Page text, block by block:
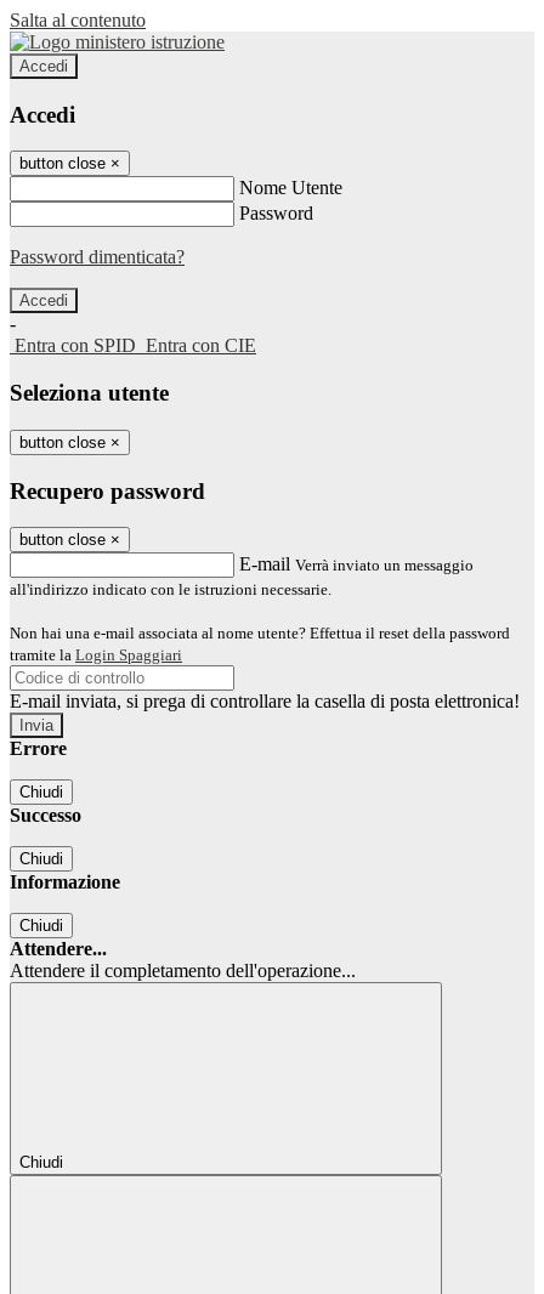
Salta al contenuto
Accedi
Accedi
button close ×
Nome Utente
Password
Password dimenticata?
-
Entra con SPID Entra con CIE
Seleziona utente
button close ×
Recupero password
button close ×
E-mail Verrà inviato un messaggio
all'indirizzo indicato con le istruzioni necessarie.
Non hai una e-mail associata al nome utente? Effettua il reset della password
tramite la Login Spaggiari
E-mail inviata, si prega di controllare la casella di posta elettronica!
Errore
Chiudi
Successo
Chiudi
Informazione
Chiudi
Attendere...
Attendere il completamento dell'operazione...
Chiudi